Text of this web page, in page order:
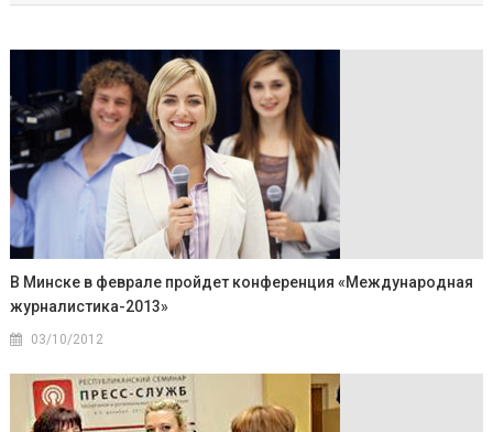
В Минске в феврале пройдет конференция «Международная
журналистика-2013»
03/10/2012